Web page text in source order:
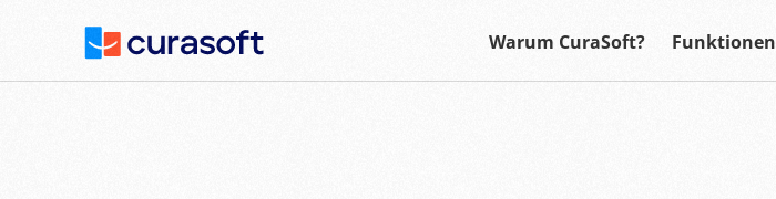
Warum CuraSoft? Funktionen